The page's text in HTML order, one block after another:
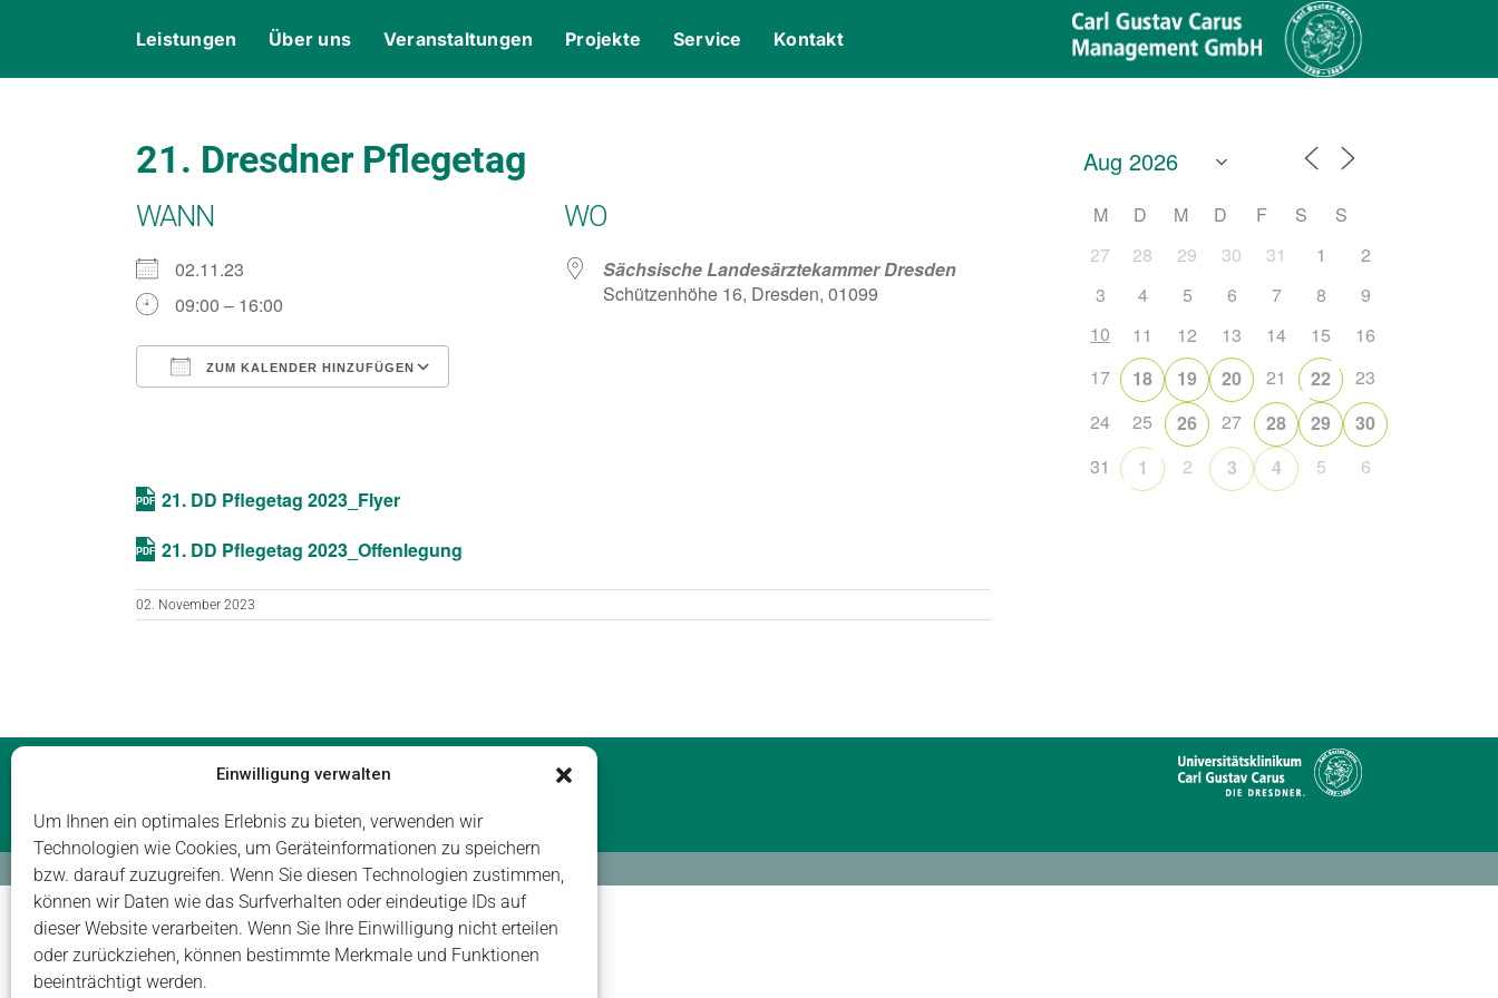
Einwilligung verwalten
Um Ihnen ein optimales Erlebnis zu bieten, verwenden wir
Technologien wie Cookies, um Geräteinformationen zu speichern
bzw. darauf zuzugreifen. Wenn Sie diesen Technologien zustimmen,
können wir Daten wie das Surfverhalten oder eindeutige IDs auf
dieser Website verarbeiten. Wenn Sie Ihre Einwilligung nicht erteilen
oder zurückziehen, können bestimmte Merkmale und Funktionen
beeinträchtigt werden.
Leistungen Über uns Veranstaltungen Projekte Service Kontakt
21. Dresdner Pflegetag
WANN
02.11.23
09:00 – 16:00
ZUM KALENDER HINZUFÜGEN
Office 365 Outlook Live
WO
Sächsische Landesärztekammer Dresden
Schützenhöhe 16, Dresden, 01099
21. DD Pflegetag 2023_Flyer
21. DD Pflegetag 2023_Offenlegung
02. November 2023
M D M D F S
S
27
28 29 30 31 1
2
3
4 5 6 7 8
9
10
11 12 13 14 15
16
17
18 19 20 21 22
23
24
25 26 27 28 29
30
31
1 2 3 4 5 6
© Carus Management GmbH